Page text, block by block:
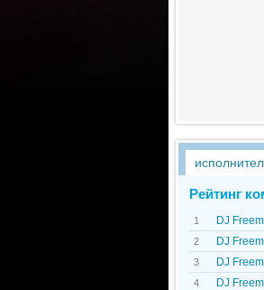
Рейтинг
1 DJ
2
DJ
3
DJ
4
DJ